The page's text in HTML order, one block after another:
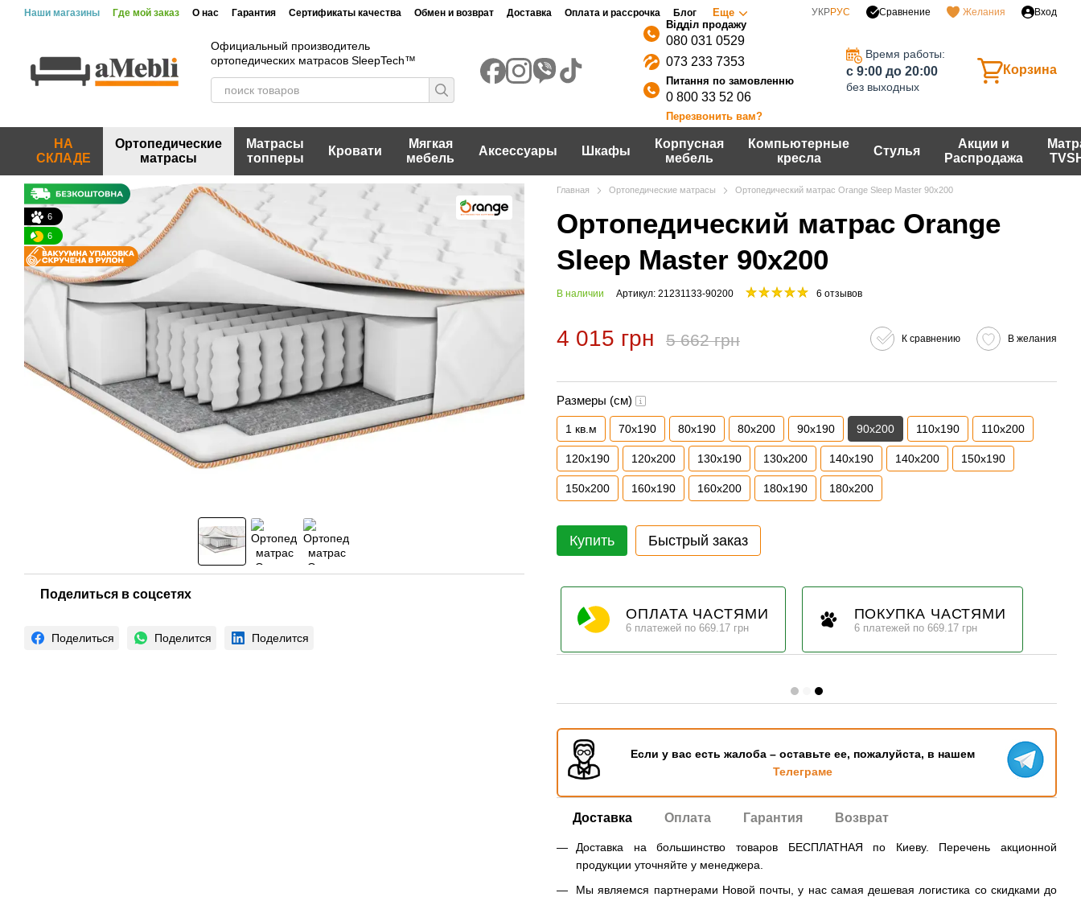
Перейти к основному контенту
Наши магазины Где мой заказ О нас Гарантия Сертификаты качества Обмен и возврат Доставка Оплата и рассрочка Блог Еще УКРРУС Сравнение Желания Вход
Официальный производитель
ортопедических матрасов SleepTech™
080 031 0529
073 233 7353
0 800 33 52 06
Перезвонить вам?
Время работы:
c 9:00 до 20:00
без выходных
Корзина
НА
СКЛАДЕ
Ортопедические
матрасы
Матрасы
топперы
Кровати
Мягкая
мебель
Аксессуары Шкафы
Корпусная
мебель
Компьютерные
кресла
Стулья
Акции и
Распродажа
6
6
Поделиться в соцсетях
Поделиться Поделится Поделится
Главная Ортопедические матрасы Ортопедический матрас Orange Sleep Master 90x200
Ортопедический матрас Orange
Sleep Master 90x200
В наличии Артикул: 21231133-90200 6 отзывов
4 015 грн 5 662 грн К сравнению В желания
Размеры (см)
1 кв.м 70х190 80х190 80х200 90х190 90х200 110х190 110х200
120х190 120х200 130х190 130х200 140х190 140х200 150х190
150х200 160х190 160х200 180х190 180х200
Купить Быстрый заказ
ОПЛАТА ЧАСТЯМИ
6 платежей по 669.17 грн
ПОКУПКА ЧАСТЯМИ
6 платежей по 669.17 грн
Если у вас есть жалоба – оставьте ее, пожалуйста, в нашем
Телеграме
Доставка Оплата Гарантия Возврат
Доставка на большинство товаров БЕСПЛАТНАЯ по Киеву. Перечень акционной
продукции уточняйте у менеджера.
Мы являемся партнерами Новой почты, у нас самая дешевая логистика со скидками до